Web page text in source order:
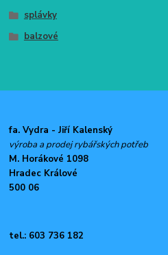
splávky
balzové
fa. Vydra - Jiří Kalenský
výroba a prodej rybářských potřeb
M. Horákové 1098
Hradec Králové
500 06
tel.: 603 736 182